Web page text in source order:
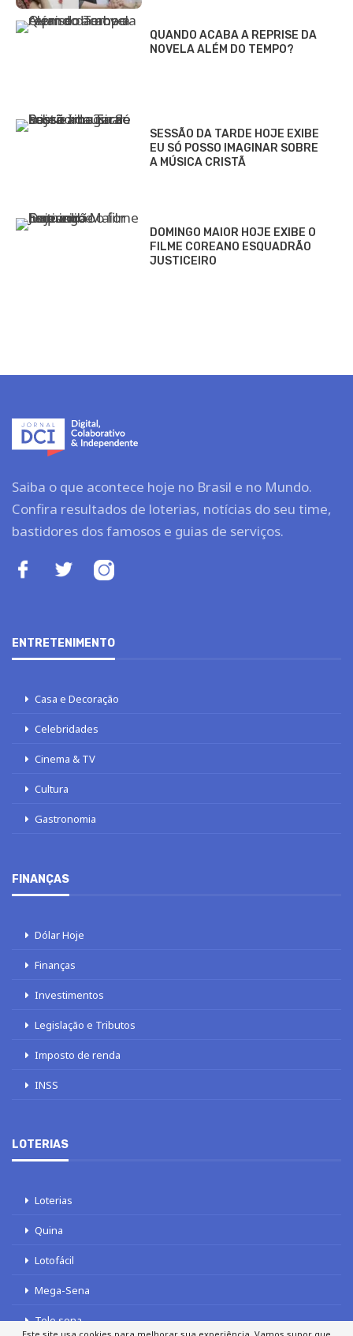
QUANDO ACABA A REPRISE DA
NOVELA ALÉM DO TEMPO?
SESSÃO DA TARDE HOJE EXIBE
EU SÓ POSSO IMAGINAR SOBRE
A MÚSICA CRISTÃ
DOMINGO MAIOR HOJE EXIBE O
FILME COREANO ESQUADRÃO
JUSTICEIRO
Saiba o que acontece hoje no Brasil e no Mundo.
Confira resultados de loterias, notícias do seu time,
bastidores dos famosos e guias de serviços.
ENTRETENIMENTO
Casa e Decoração
Celebridades
Cinema & TV
Cultura
Gastronomia
FINANÇAS
Dólar Hoje
Finanças
Investimentos
Legislação e Tributos
Imposto de renda
INSS
LOTERIAS
Loterias
Quina
Lotofácil
Mega-Sena
Tele sena